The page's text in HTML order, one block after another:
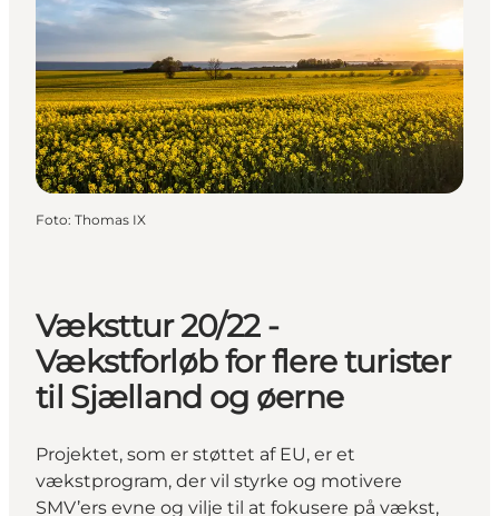
Foto: Thomas IX
Væksttur 20/22 -
Vækstforløb for flere turister
til Sjælland og øerne
Projektet, som er støttet af EU, er et
vækstprogram, der vil styrke og motivere
SMV’ers evne og vilje til at fokusere på vækst,